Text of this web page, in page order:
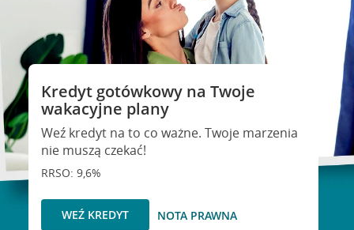
Kredyt gotówkowy na Twoje
wakacyjne plany
Weź kredyt na to co ważne. Twoje marzenia
nie muszą czekać!
RRSO: 9,6%
WEŹ KREDYT NOTA PRAWNA